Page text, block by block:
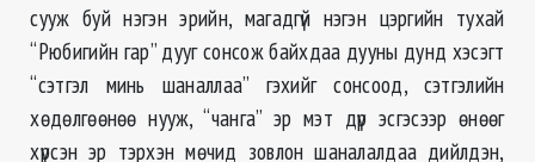
сууж буй нэгэн эрийн, магадгүй нэгэн цэргийн тухай
“Рюбигийн гар” дууг сонсож байхдаа дууны дунд хэсэгт
“сэтгэл минь шаналлаа” гэхийг сонсоод, сэтгэлийн
хөдөлгөөнөө нууж, “чанга” эр мэт дүр эсгэсээр өнөөг
хүрсэн эр тэрхэн мөчид зовлон шаналалдаа дийлдэн,